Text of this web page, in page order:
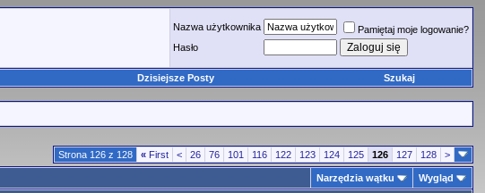
Nazwa użytkownika
Pamiętaj moje logowanie?
Hasło
Dzisiejsze Posty Szukaj
Strona 126 z 128 « First < 26 76 101 116 122 123 124 125 126 127 128 >
Narzędzia wątku
Wygląd